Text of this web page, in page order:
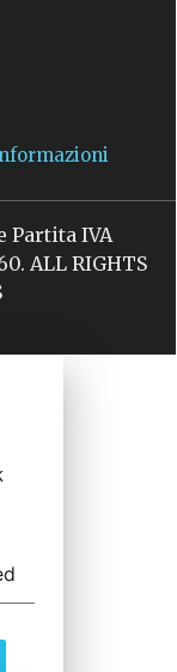
Partita IVA
ALL RIGHTS